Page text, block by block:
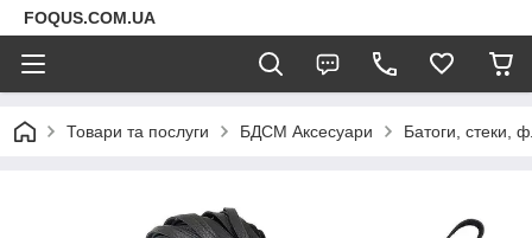
FOQUS.COM.UA
Товари та послуги БДСМ Аксесуари Батоги, стеки,